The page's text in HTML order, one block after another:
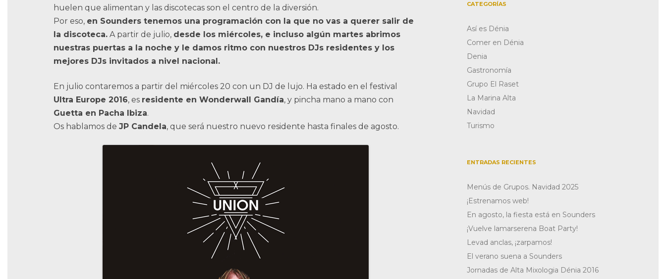
huelen que alimentan y las discotecas son el centro de la diversión.
Por eso, en Sounders tenemos una programación con la que no vas a querer salir de
la discoteca.A partir de julio, desde los miércoles, e incluso algún martes abrimos
nuestras puertas a la noche y le damos ritmo con nuestros DJs residentes y los
mejores DJs invitados a nivel nacional.
En julio contaremos a partir del miércoles 20 con un DJ de lujo. Ha estado en el festival
Ultra Europe 2016, es residente en Wonderwall Gandía, y pincha mano a mano con
Guetta en Pacha Ibiza.
Os hablamos de JP Candela, que será nuestro nuevo residente hasta finales de agosto.
CATEGORÍAS
Así es Dénia
Comer en Dénia
Denia
Gastronomía
Grupo El Raset
La Marina Alta
Navidad
Turismo
ENTRADAS RECIENTES
Menús de Grupos. Navidad 2025
¡Estrenamos web!
En agosto, la fiesta está en Sounders
¡Vuelve lamarserena Boat Party!
Levad anclas, ¡zarpamos!
El verano suena a Sounders
Jornadas de Alta Mixologia Dénia 2016